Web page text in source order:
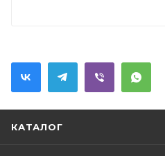
КАТАЛОГ